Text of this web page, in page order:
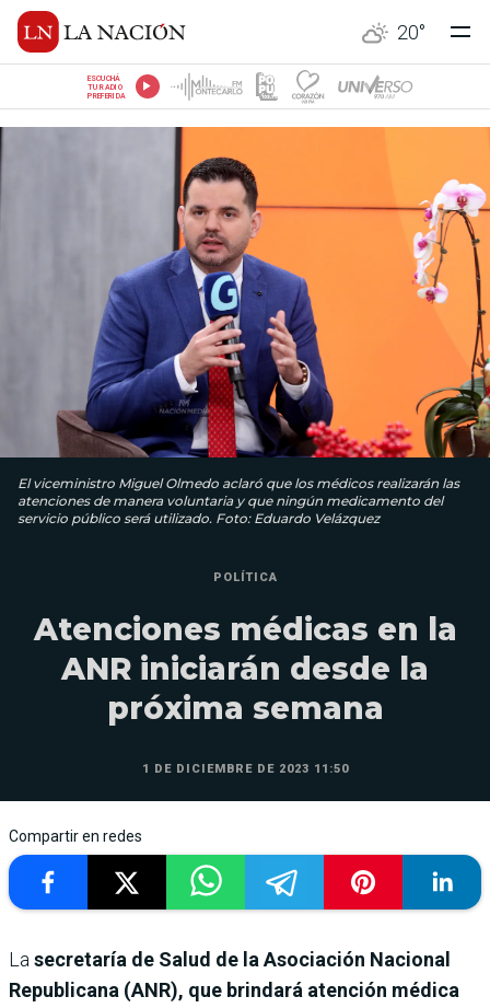
20°
ESCUCHÁ
TU RADIO
PREFERIDA
El viceministro Miguel Olmedo aclaró que los médicos realizarán las
atenciones de manera voluntaria y que ningún medicamento del
servicio público será utilizado. Foto: Eduardo Velázquez
POLÍTICA
Atenciones médicas en la
ANR iniciarán desde la
próxima semana
1 DE DICIEMBRE DE 2023 11:50
Compartir en redes
La secretaría de Salud de la Asociación Nacional
Republicana (ANR), que brindará atención médica